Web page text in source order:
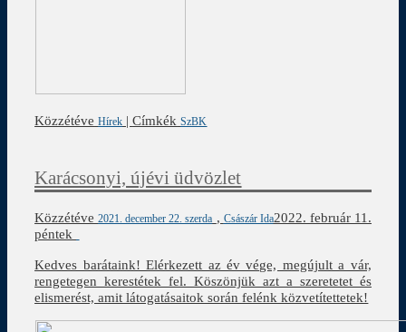
Közzétéve Hírek |Címkék SzBK
Karácsonyi, újévi üdvözlet
Közzétéve2021. december 22. szerda , Császár Ida2022. február 11.
péntek
Kedves barátaink! Elérkezett az év vége, megújult a vár,
rengetegen kerestétek fel. Köszönjük azt a szeretetet és
elismerést, amit látogatásaitok során felénk közvetítettetek!